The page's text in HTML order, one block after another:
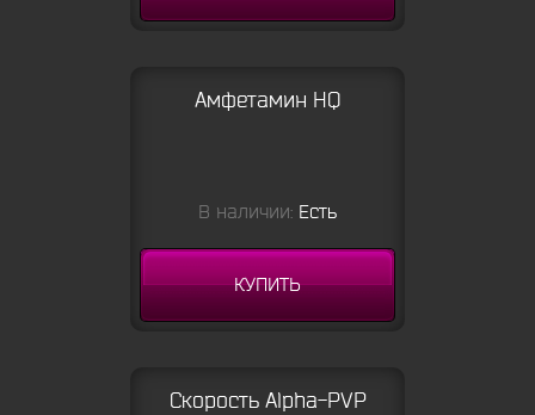
Амфетамин HQ
В наличии: Есть
КУПИТЬ
Скорость Alpha-PVP